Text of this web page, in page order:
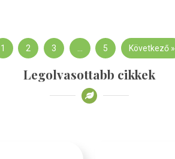
1 2 3 5 Következő »
Legolvasottabb cikkek